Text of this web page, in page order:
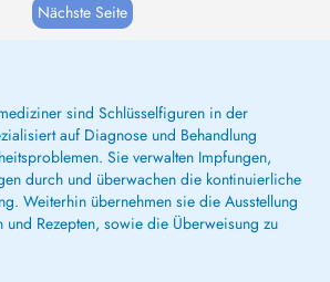
Nächste Seite
sind Schlüsselfiguren in der
auf Diagnose und Behandlung
Sie verwalten Impfungen,
durch und überwachen die kontinuierliche
Weiterhin übernehmen sie die Ausstellung
und Rezepten, sowie die Überweisung zu